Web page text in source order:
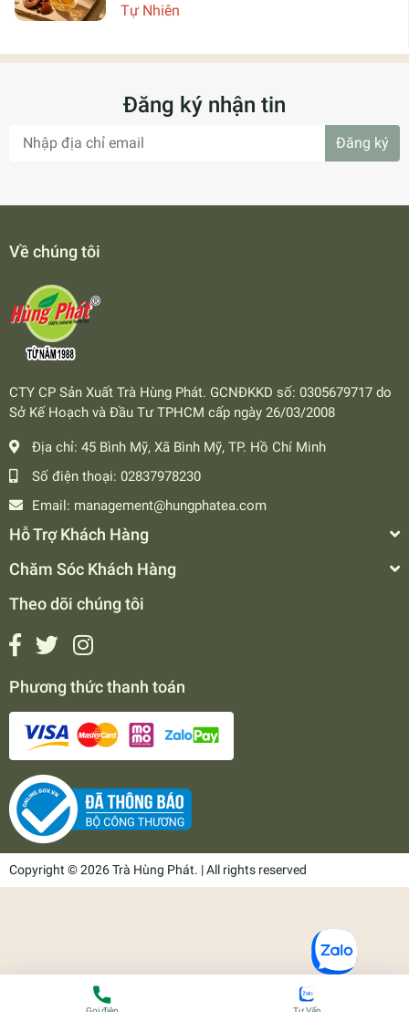
Tự Nhiên
Đăng ký nhận tin
Đăng ký
Về chúng tôi
CTY CP Sản Xuất Trà Hùng Phát. GCNĐKKD số: 0305679717 do
Sở Kế Hoạch và Đầu Tư TPHCM cấp ngày 26/03/2008
Địa chỉ: 45 Bình Mỹ, Xã Bình Mỹ, TP. Hồ Chí Minh
Số điện thoại: 02837978230
Email: management@hungphatea.com
Hỗ Trợ Khách Hàng
Chăm Sóc Khách Hàng
Theo dõi chúng tôi
Phương thức thanh toán
Copyright © 2026 Trà Hùng Phát. | All rights reserved